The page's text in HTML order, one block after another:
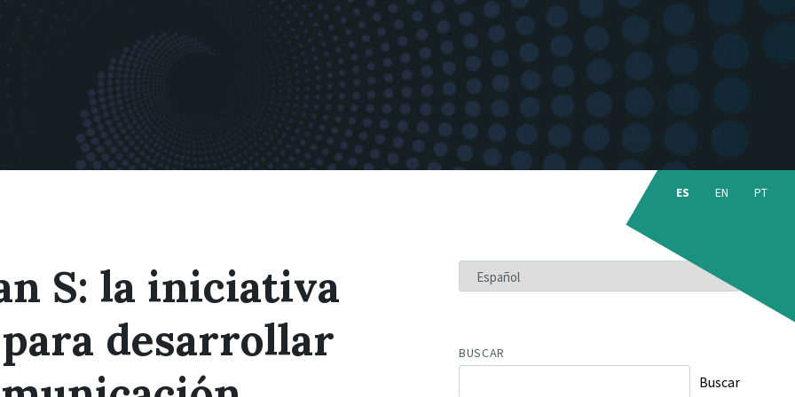
Choose
language:
ES EN PT
S: la iniciativa
desarrollar
ELEGIR
BUSCAR
Buscar